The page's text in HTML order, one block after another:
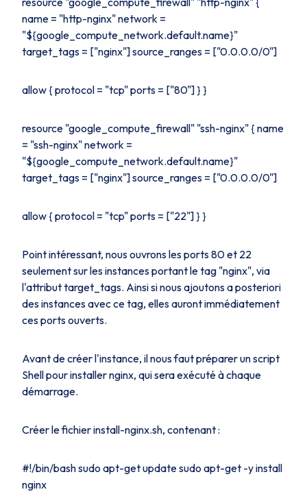
name = "http-nginx" network =
"${google_compute_network.default.name}"
target_tags = ["nginx"] source_ranges = ["0.0.0.0/0"]
allow { protocol = "tcp" ports = ["80"] } }
resource "google_compute_firewall" "ssh-nginx" { name
= "ssh-nginx" network =
"${google_compute_network.default.name}"
target_tags = ["nginx"] source_ranges = ["0.0.0.0/0"]
allow { protocol = "tcp" ports = ["22"] } }
Point intéressant, nous ouvrons les ports 80 et 22
seulement sur les instances portant letag "nginx", via
l'attributtarget_tags. Ainsi si nous ajoutons a posteriori
des instances avec ce tag, elles auront immédiatement
ces ports ouverts.
Avant de créer l'instance, il nous faut préparer un script
Shell pour installer nginx, qui sera exécuté à chaque
démarrage.
Créer le fichier install-nginx.sh, contenant :
#!/bin/bash sudo apt-get update sudo apt-get -y install
nginx